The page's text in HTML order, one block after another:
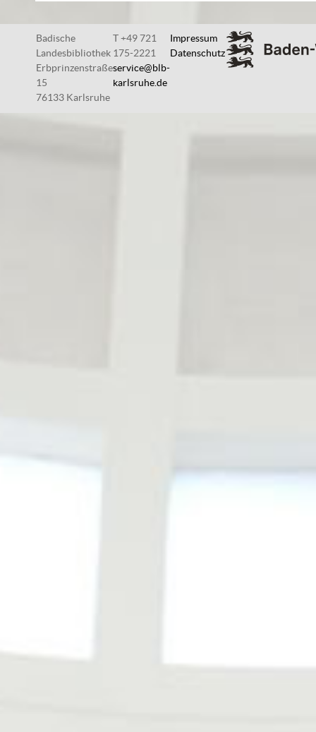
Badische
Landesbibliothek
Erbprinzenstraße
15
76133 Karlsruhe
T +49 721
175-2221
service@blb-
karlsruhe.de
Impressum
Datenschutz